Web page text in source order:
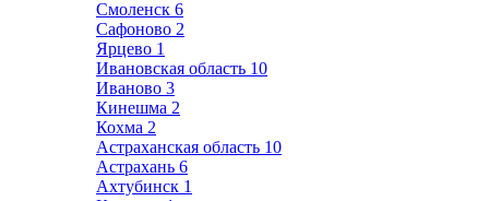
Смоленск 6
Сафоново 2
Ярцево 1
Ивановская область 10
Иваново 3
Кинешма 2
Кохма 2
Астраханская область 10
Астрахань 6
Ахтубинск 1